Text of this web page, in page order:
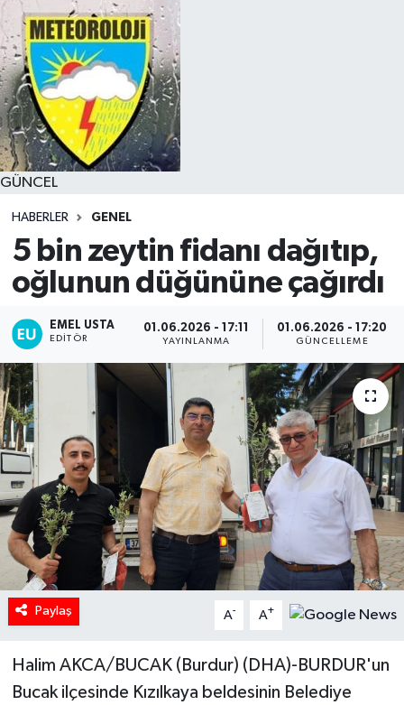
GÜNCEL
HABERLER GENEL
5 bin zeytin fidanı dağıtıp,
oğlunun düğününe çağırdı
EMEL USTA
EDITÖR
01.06.2026 - 17:11
YAYINLANMA
01.06.2026 - 17:20
GÜNCELLEME
Paylaş A- A+
Halim AKCA/BUCAK (Burdur) (DHA)-BURDUR'un
Bucak ilçesinde Kızılkaya beldesinin Belediye